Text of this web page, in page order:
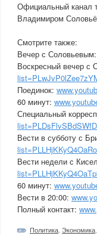
Официальный канал
Владимиром
Смотрите также:
Вечер с Соловьевым:
Воскресный вечер с
Поединок:
60 минут:
Специальный
Вести в субботу с
Вести недели с
60 минут:
Вести в 20:00:
Полный контакт:
Политика Экономика